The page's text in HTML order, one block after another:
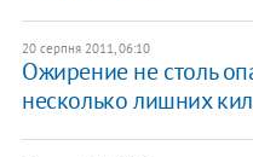
20 серпня 2011, 06:10
Ожирение не столь
несколько лишних